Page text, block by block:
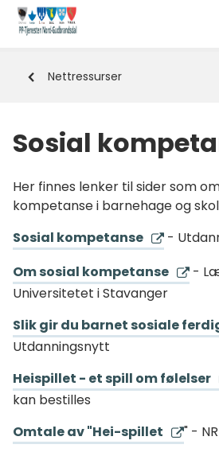
PP-
tjenesten
Nord-
Du
Nettressurser
Sosial
Her finnes lenker til sider som
kompetanse i barnehage og
Sosial kompetanse
-
Om sosial kompetanse
-
Universitetet i Stavanger
Slik gir du barnet sosiale
Utdanningsnytt
Heispillet - et spill om følelser
kan bestilles
Omtale av "Hei-spillet
" -